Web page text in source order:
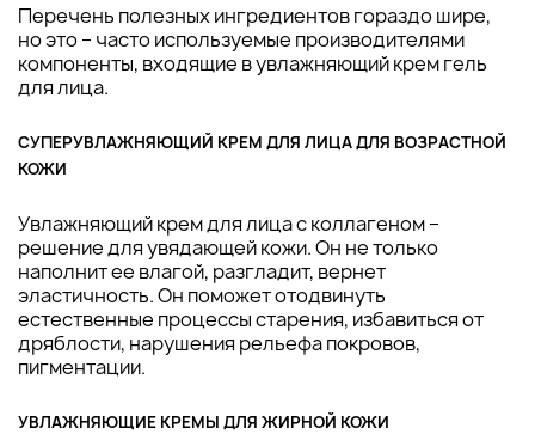
Перечень полезных ингредиентов гораздо шире,
но это – часто используемые производителями
компоненты, входящие в увлажняющий крем гель
для лица.
СУПЕРУВЛАЖНЯЮЩИЙ КРЕМ ДЛЯ ЛИЦА ДЛЯ ВОЗРАСТНОЙ
КОЖИ
Увлажняющий крем для лица с коллагеном –
решение для увядающей кожи. Он не только
наполнит ее влагой, разгладит, вернет
эластичность. Он поможет отодвинуть
естественные процессы старения, избавиться от
дряблости, нарушения рельефа покровов,
пигментации.
УВЛАЖНЯЮЩИЕ КРЕМЫ ДЛЯ ЖИРНОЙ КОЖИ